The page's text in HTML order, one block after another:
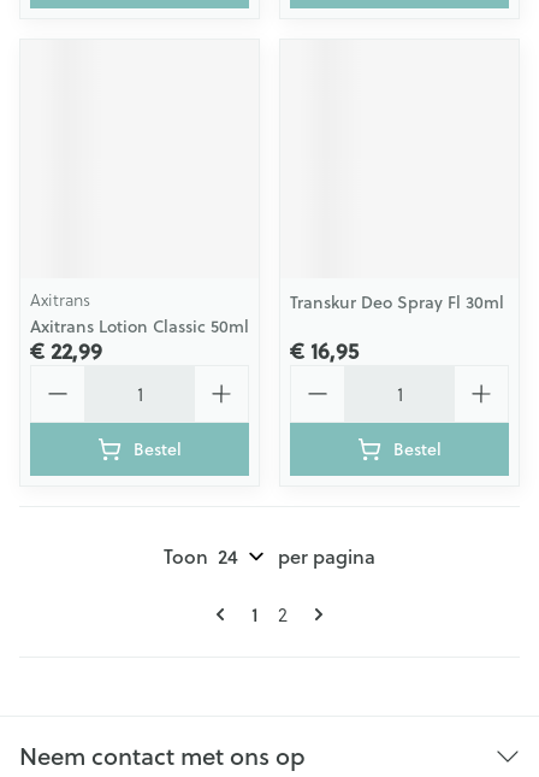
Axitrans
Axitrans Lotion Classic 50ml
€ 22,99
Bestel
Transkur Deo Spray Fl 30ml
€ 16,95
Bestel
Pagina's
U lees momenteel pagina
1 Pagina
2
Toon per pagina
Neem contact met ons op